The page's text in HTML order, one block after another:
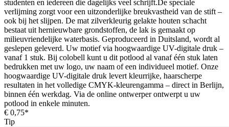
studenten en iedereen die dagelijks veel schrijft.De speciale
verlijming zorgt voor een uitzonderlijke breukvastheid van de stift –
ook bij het slijpen. De mat zilverkleurig gelakte houten schacht
bestaat uit hernieuwbare grondstoffen, de lak is gemaakt op
milieuvriendelijke waterbasis. Geproduceerd in Duitsland, wordt al
geslepen geleverd. Uw motief via hoogwaardige UV-digitale druk –
vanaf 1 stuk. Bij colobell kunt u dit potlood al vanaf één stuk laten
bedrukken met uw logo, uw naam of een individueel motief. Onze
hoogwaardige UV-digitale druk levert kleurrijke, haarscherpe
resultaten in het volledige CMYK-kleurengamma – direct in Berlijn,
binnen één werkdag. Via de online ontwerper ontwerpt u uw
potlood in enkele minuten.
€ 0,75*
Tip